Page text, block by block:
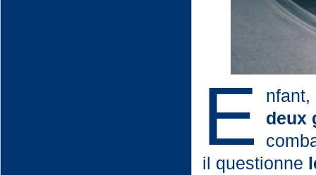
E
nfant,
deux
il questionne